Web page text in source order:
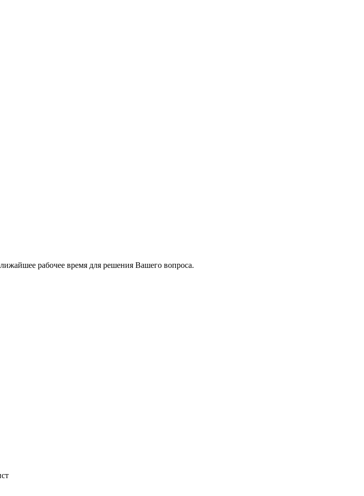
рабочее время для решения Вашего вопроса.